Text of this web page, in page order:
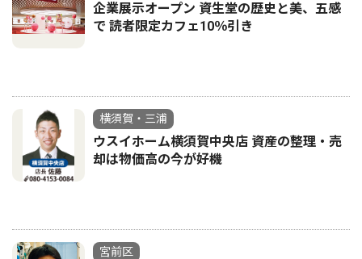
企業展示オープン 資生堂の歴史と美、五感
で 読者限定カフェ10％引き
横須賀・三浦
ウスイホーム横須賀中央店 資産の整理・売
却は物価高の今が好機
宮前区